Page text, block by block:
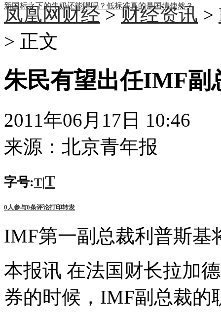
新国标之下的牛奶还能喝吗？低标准真的是国情使然？
凤凰网财经>财经资讯 >
> 正文
朱民有望出任IMF副
2011年06月17日 10:46
来源： 北京青年报
字号:T|T
0 人参与0条评论打印转发
IMF第一副总裁利普斯
本报讯 在法国财长拉加
券的时候，IMF副总裁的